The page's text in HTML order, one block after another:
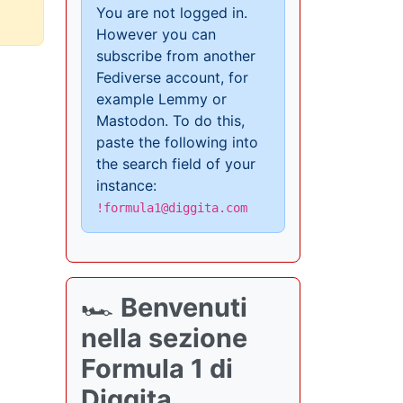
You are not logged in.
However you can
subscribe from another
Fediverse account, for
example Lemmy or
Mastodon. To do this,
paste the following into
the search field of your
instance:
!formula1@diggita.com
🏎️ Benvenuti
nella sezione
Formula 1 di